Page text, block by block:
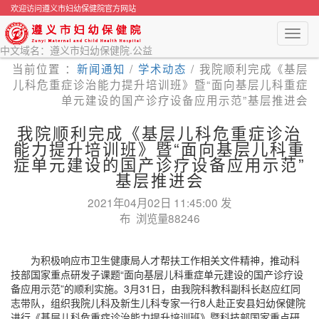
欢迎访问遵义市妇幼保健院官方网站
中文域名：遵义市妇幼保健院.公益
当前位置 ： 新闻通知 / 学术动态 / 我院顺利完成《基层
儿科危重症诊治能力提升培训班》暨“面向基层儿科重症
单元建设的国产诊疗设备应用示范”基层推进会
我院顺利完成《基层儿科危重症诊治
能力提升培训班》暨“面向基层儿科重
症单元建设的国产诊疗设备应用示范”
基层推进会
2021年04月02日 11:45:00 发
布 浏览量88246
为积极响应市卫生健康局人才帮扶工作相关文件精神，推动科
技部国家重点研发子课题“面向基层儿科重症单元建设的国产诊疗设
备应用示范”的顺利实施。3月31日，由我院科教科副科长赵应红同
志带队，组织我院儿科及新生儿科专家一行8人赴正安县妇幼保健院